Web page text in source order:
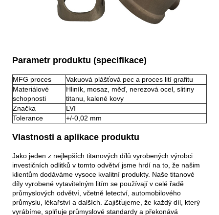
Parametr produktu (specifikace)
MFG proces
Vakuová plášťová pec a proces lití grafitu
Materiálové
schopnosti
Hliník, mosaz, měď, nerezová ocel, slitiny
titanu, kalené kovy
Značka
LVI
Tolerance
+/-0,02 mm
Vlastnosti a aplikace produktu
Jako jeden z nejlepších titanových dílů vyrobených výrobci
investičních odlitků v tomto odvětví jsme hrdí na to, že našim
klientům dodáváme vysoce kvalitní produkty. Naše titanové
díly vyrobené vytavitelným litím se používají v celé řadě
průmyslových odvětví, včetně letectví, automobilového
průmyslu, lékařství a dalších. Zajišťujeme, že každý díl, který
vyrábíme, splňuje průmyslové standardy a překonává